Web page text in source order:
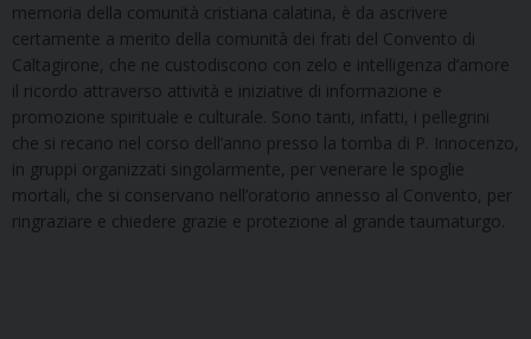
memoria della comunità cristiana calatina, è da ascrivere
certamente a merito della comunità dei frati del Convento di
Caltagirone, che ne custodiscono con zelo e intelligenza d’amore
il ricordo attraverso attività e iniziative di informazione e
promozione spirituale e culturale. Sono tanti, infatti, i pellegrini
che si recano nel corso dell’anno presso la tomba di P. Innocenzo,
in gruppi organizzati singolarmente, per venerare le spoglie
mortali, che si conservano nell’oratorio annesso al Convento, per
ringraziare e chiedere grazie e protezione al grande taumaturgo.